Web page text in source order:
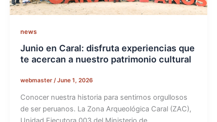
news
Junio en Caral: disfruta experiencias que
te acercan a nuestro patrimonio cultural
webmaster /June 1, 2026
Conocer nuestra historia para sentirnos orgullosos
de ser peruanos. La Zona Arqueológica Caral (ZAC),